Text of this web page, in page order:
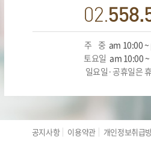
주 중 am 10:00
토요일 am 10:00
일요일·공휴일은
공지사항 이용약관 개인정보취급